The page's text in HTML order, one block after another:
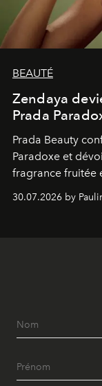
BEAUTÉ
Zendaya
Prada
Prada Beauty
Paradoxe et
fragrance fruitée
Chemistry Eau de
30.07.2026 by